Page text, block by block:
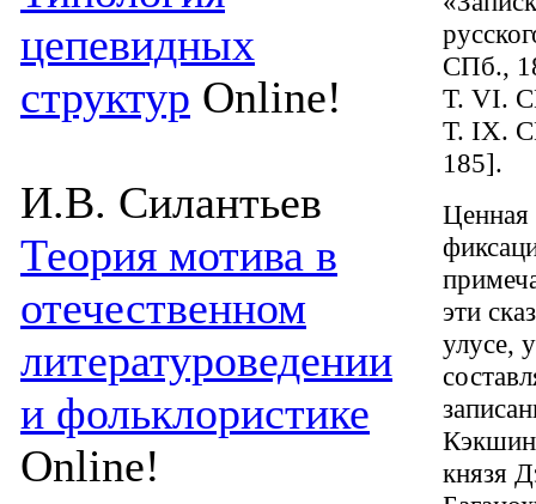
цепевидных
структур Online!
И.В. Силантьев
Теория мотива в
отечественном
литературоведении
и фольклористике
Online!
СПб.,
Т. VI.
Т. IX.
185].
Ценная
эти
улусе,
князя